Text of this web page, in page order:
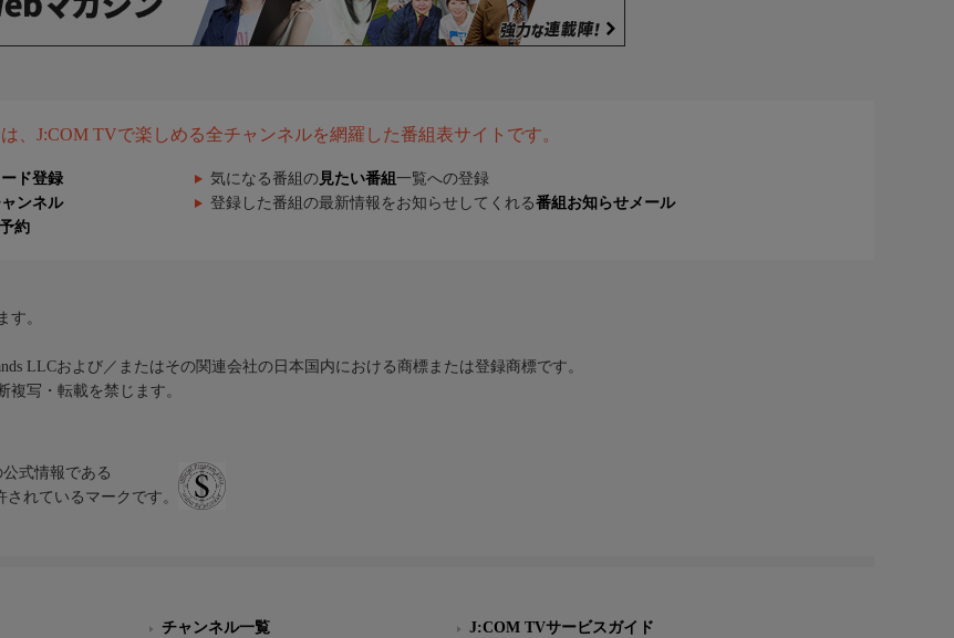
、J:COM TVで楽しめる全チャンネルを網羅した番組表サイトです。
ド登録 気になる番組の 見たい番組 一覧への登録
ンネル 登録した番組の最新情報をお知らせしてくれる番組お知らせメール
約
す。
LLCおよび／またはその関連会社の日本国内における商標または登録商標です。
写・転載を禁じます。
式情報である
れているマークです。
チャンネル一覧
J:COM TVサービスガイド